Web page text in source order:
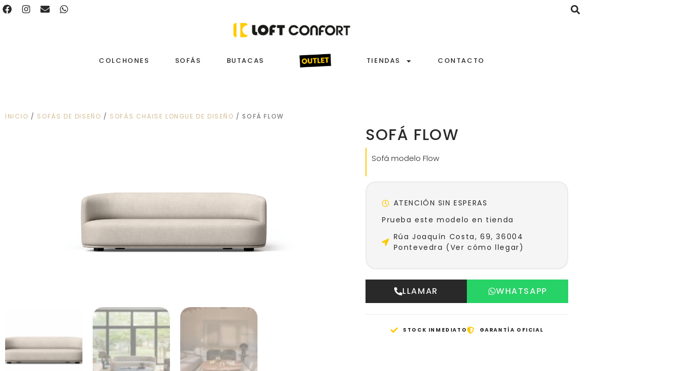
COLCHONES SOFÁS BUTACAS TIENDAS CONTACTO
INICIO / SOFÁS DE DISEÑO / SOFÁS CHAISE LONGUE DE DISEÑO / SOFÁ FLOW
SOFÁ FLOW
Sofá modelo Flow
ATENCIÓN SIN ESPERAS
Prueba este modelo en tienda
Rúa Joaquín Costa, 69, 36004
Pontevedra (Ver cómo llegar)
LLAMAR WHATSAPP
STOCK INMEDIATO GARANTÍA OFICIAL